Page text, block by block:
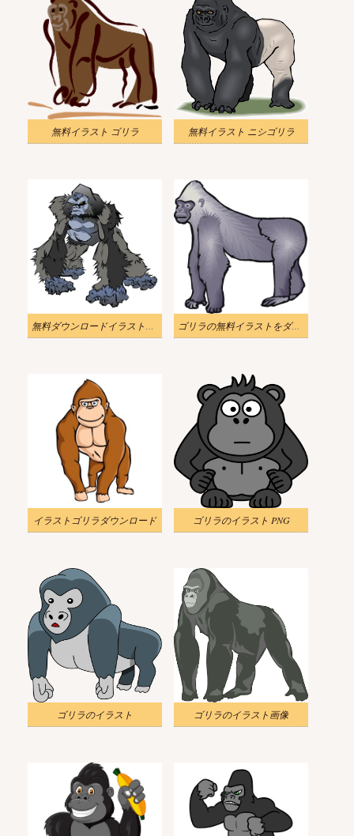
無料イラスト ゴリラ 無料イラスト ニシゴリラ
無料ダウンロードイラストゴリラ ゴリラの無料イラストをダウンロード
イラストゴリラダウンロード ゴリラのイラスト PNG
ゴリラのイラスト ゴリラのイラスト画像